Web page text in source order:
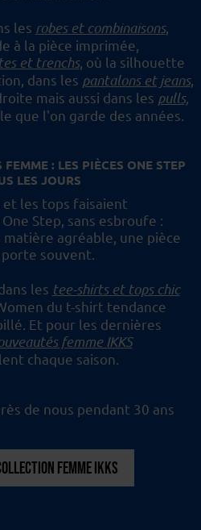
les robes et combinaisons,
à la pièce imprimée,
et trenchs, où la silhouette
dans les pantalons et jeans,
mais aussi dans les pulls,
que l'on garde des années.
: LES PIÈCES ONE STEP
LES JOURS
les tops faisaient
Step, sans esbroufe :
agréable, une pièce
souvent.
les tee-shirts et tops chic
du t-shirt tendance
Et pour les dernières
femme IKKS
chaque saison.
de nous pendant 30 ans
FEMME IKKS